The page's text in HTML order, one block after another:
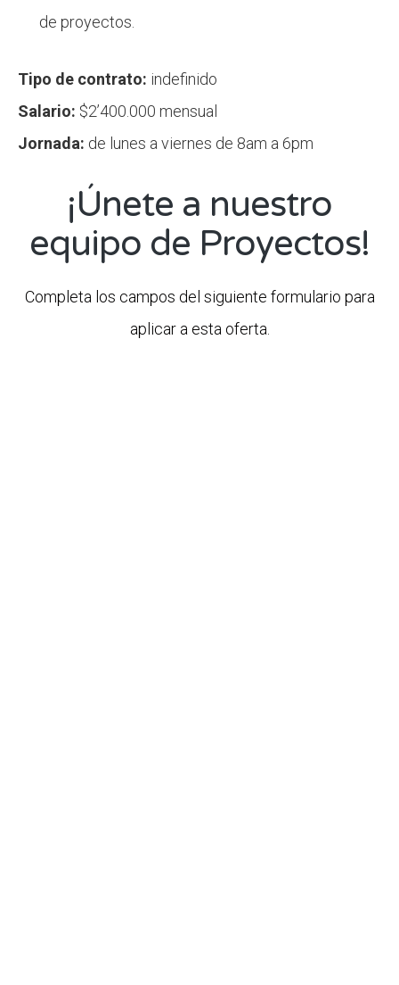
de proyectos.
Tipo de contrato: indefinido
Salario: $2’400.000 mensual
Jornada: de lunes a viernes de 8am a 6pm
¡Únete a nuestro
equipo de Proyectos!
Completa los campos del siguiente formulario para
aplicar a esta oferta.